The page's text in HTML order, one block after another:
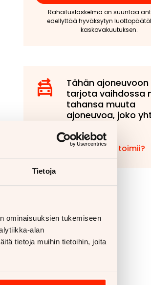
Tietoja
ominaisuuksien tukemiseen
alan
tietoja muihin tietoihin, joita
Rahoituslaskelma on suuntaa
edellyttää hyväksytyn
kaskovakuutuksen.
Tähän
tarjota vaihdossa
tahansa muuta
ajoneuvoa, joko
Miten vaihto toimii?